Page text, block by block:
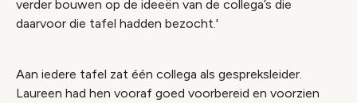
verder bouwen op de ideeën van de collega’s die
daarvoor die tafel hadden bezocht.'
Aan iedere tafel zat één collega als gespreksleider.
Laureen had hen vooraf goed voorbereid en voorzien